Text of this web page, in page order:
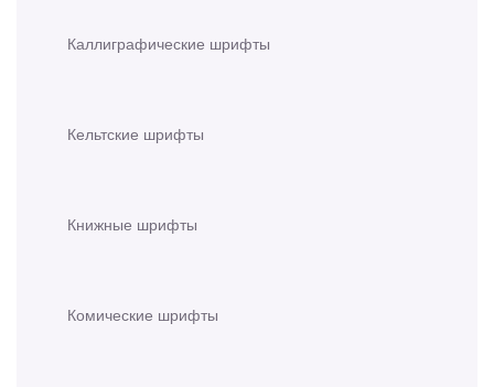
Каллиграфические шрифты
Кельтские шрифты
Книжные шрифты
Комические шрифты